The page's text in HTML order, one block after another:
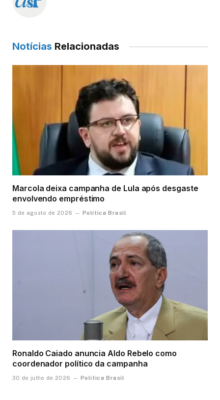
Notícias Relacionadas
Marcola deixa campanha de Lula após desgaste
envolvendo empréstimo
5 de agosto de 2026 Política Brasil
Ronaldo Caiado anuncia Aldo Rebelo como
coordenador político da campanha
30 de julho de 2026 Política Brasil